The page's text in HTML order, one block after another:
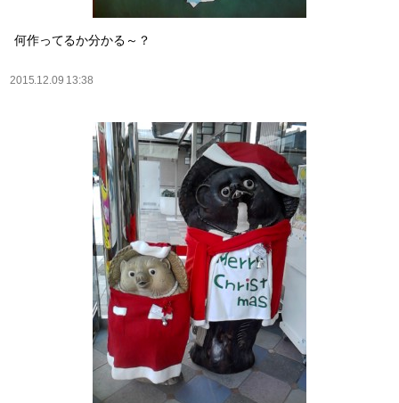
何作ってるか分かる～？
2015.12.09 13:38